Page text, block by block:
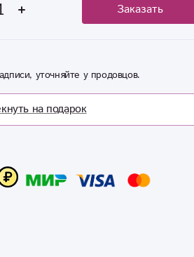
Заказать
уточняйте у продовцов.
на подарок